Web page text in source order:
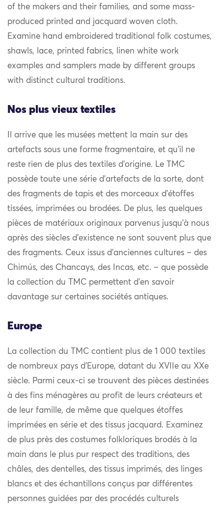
of the makers and their families, and some mass-
produced printed and jacquard woven cloth.
Examine hand embroidered traditional folk costumes,
shawls, lace, printed fabrics, linen white work
examples and samplers made by different groups
with distinct cultural traditions.
Nos plus vieux textiles
Il arrive que les musées mettent la main sur des
artefacts sous une forme fragmentaire, et qu’il ne
reste rien de plus des textiles d’origine. Le TMC
possède toute une série d’artefacts de la sorte, dont
des fragments de tapis et des morceaux d’étoffes
tissées, imprimées ou brodées. De plus, les quelques
pièces de matériaux originaux parvenus jusqu’à nous
après des siècles d’existence ne sont souvent plus que
des fragments. Ceux issus d’anciennes cultures – des
Chimús, des Chancays, des Incas, etc. – que possède
la collection du TMC permettent d’en savoir
davantage sur certaines sociétés antiques.
Europe
La collection du TMC contient plus de 1 000 textiles
de nombreux pays d’Europe, datant du XVIIe au XXe
siècle. Parmi ceux-ci se trouvent des pièces destinées
à des fins ménagères au profit de leurs créateurs et
de leur famille, de même que quelques étoffes
imprimées en série et des tissus jacquard. Examinez
de plus près des costumes folkloriques brodés à la
main dans le plus pur respect des traditions, des
châles, des dentelles, des tissus imprimés, des linges
blancs et des échantillons conçus par différentes
personnes guidées par des procédés culturels